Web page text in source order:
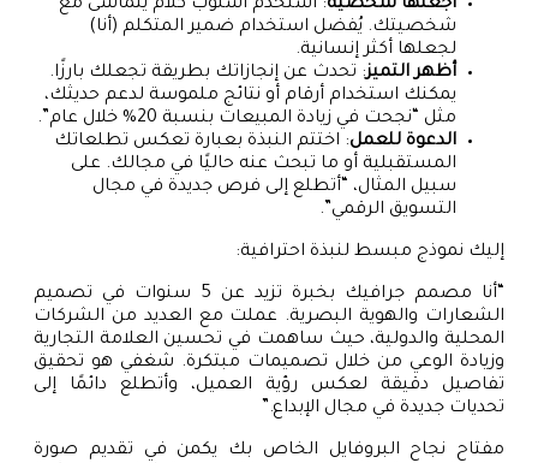
اجعلها شخصية: استخدم أسلوب كلام يتماشى مع
شخصيتك. يُفضل استخدام ضمير المتكلم (أنا)
لجعلها أكثر إنسانية.
أظهر التميز: تحدث عن إنجازاتك بطريقة تجعلك بارزًا.
يمكنك استخدام أرقام أو نتائج ملموسة لدعم حديثك،
مثل “نجحت في زيادة المبيعات بنسبة 20% خلال عام”.
الدعوة للعمل: اختتم النبذة بعبارة تعكس تطلعاتك
المستقبلية أو ما تبحث عنه حاليًا في مجالك. على
سبيل المثال، “أتطلع إلى فرص جديدة في مجال
التسويق الرقمي”.
إليك نموذج مبسط لنبذة احترافية:
“أنا مصمم جرافيك بخبرة تزيد عن 5 سنوات في تصميم
الشعارات والهوية البصرية. عملت مع العديد من الشركات
المحلية والدولية، حيث ساهمت في تحسين العلامة التجارية
وزيادة الوعي من خلال تصميمات مبتكرة. شغفي هو تحقيق
تفاصيل دقيقة لعكس رؤية العميل، وأتطلع دائمًا إلى
تحديات جديدة في مجال الإبداع.”
مفتاح نجاح البروفايل الخاص بك يكمن في تقديم صورة